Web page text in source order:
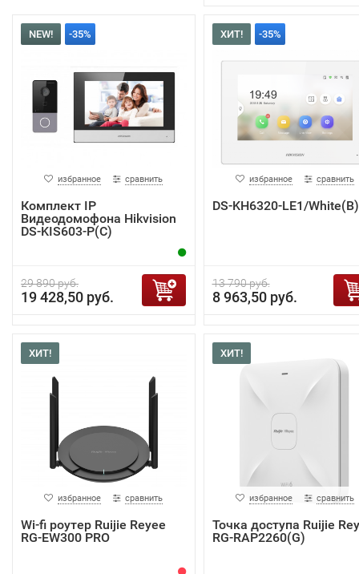
NEW! -35%
избранное сравнить
Комплект IP
Видеодомофона Hikvision
DS-KIS603-P(C)
29 890 руб.
19 428,50 руб.
ХИТ! -35%
избранное сравнить
DS-KH6320-LE1/White(B)
13 790 руб.
8 963,50 руб.
ХИТ!
избранное сравнить
Wi-fi роутер Ruijie Reyee
RG-EW300 PRO
ХИТ!
избранное сравнить
Точка доступа Ruijie
RG-RAP2260(G)